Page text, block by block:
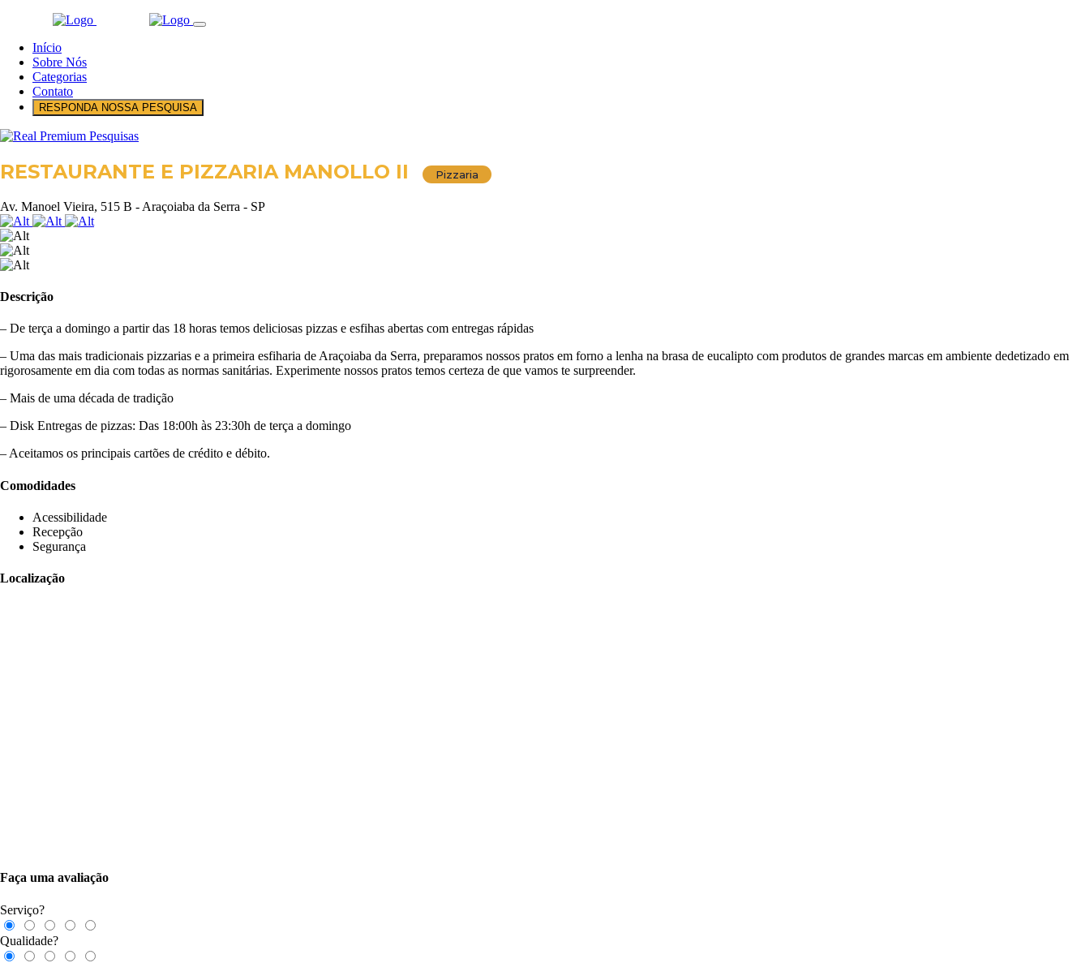
Início
Sobre Nós
Categorias
Contato
RESPONDA NOSSA PESQUISA
RESTAURANTE E PIZZARIA MANOLLO II Pizzaria
Av. Manoel Vieira, 515 B - Araçoiaba da Serra - SP
Descrição
– De terça a domingo a partir das 18 horas temos deliciosas pizzas e esfihas abertas com entregas rápidas
– Uma das mais tradicionais pizzarias e a primeira esfiharia de Araçoiaba da Serra, preparamos nossos pratos em forno a lenha na brasa de eucalipto com produtos de grandes marcas em ambiente dedetizado em
rigorosamente em dia com todas as normas sanitárias. Experimente nossos pratos temos certeza de que vamos te surpreender.
– Mais de uma década de tradição
– Disk Entregas de pizzas: Das 18:00h às 23:30h de terça a domingo
– Aceitamos os principais cartões de crédito e débito.
Comodidades
Acessibilidade
Recepção
Segurança
Localização
Faça uma avaliação
Serviço?
Qualidade?